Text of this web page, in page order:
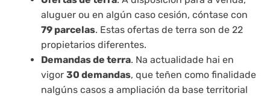
aluguer ou en algún caso cesión, cóntase con
79 parcelas. Estas ofertas de terra son de 22
propietarios diferentes.
Demandas de terra. Na actualidade hai en
vigor 30 demandas, que teñen como finalidade
nalgúns casos a ampliación da base territorial